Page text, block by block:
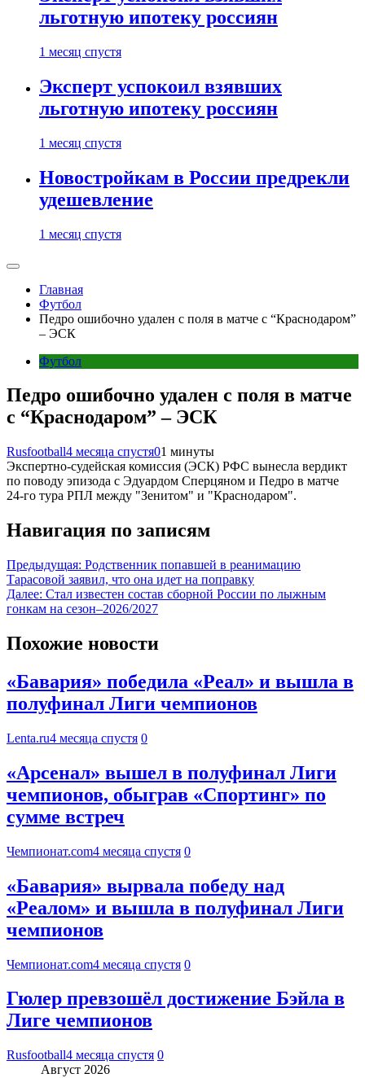
льготную ипотеку россиян
1 месяц спустя
Эксперт успокоил взявших
льготную ипотеку россиян
1 месяц спустя
Новостройкам в России предрекли
удешевление
1 месяц спустя
Главная
Футбол
Педро ошибочно удален с поля в матче с “Краснодаром”
– ЭСК
Футбол
Педро ошибочно удален с поля в матче
с “Краснодаром” – ЭСК
Rusfootball4 месяца спустя01 минуты
Экспертно-судейская комиссия (ЭСК) РФС вынесла вердикт
по поводу эпизода с Эдуардом Сперцяном и Педро в матче
24-го тура РПЛ между "Зенитом" и "Краснодаром".
Навигация по записям
Предыдущая: Родственник попавшей в реанимацию
Тарасовой заявил, что она идет на поправку
Далее: Стал известен состав сборной России по лыжным
гонкам на сезон–2026/2027
Похожие новости
«Бавария» победила «Реал» и вышла в
полуфинал Лиги чемпионов
Lenta.ru4 месяца спустя 0
«Арсенал» вышел в полуфинал Лиги
чемпионов, обыграв «Спортинг» по
сумме встреч
Чемпионат.com4 месяца спустя 0
«Бавария» вырвала победу над
«Реалом» и вышла в полуфинал Лиги
чемпионов
Чемпионат.com4 месяца спустя 0
Гюлер превзошёл достижение Бэйла в
Лиге чемпионов
Rusfootball4 месяца спустя 0
Август 2026